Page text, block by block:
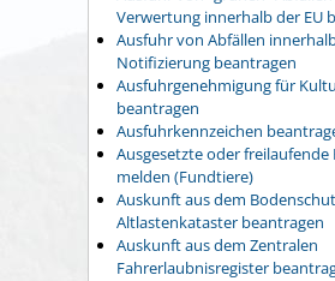
Verwertung innerhalb der EU
Ausfuhr von Abfällen
Notifizierung beantragen
Ausfuhrgenehmigung für
beantragen
Ausfuhrkennzeichen
Ausgesetzte oder freilaufende
melden (Fundtiere)
Auskunft aus dem
Altlastenkataster beantragen
Auskunft aus dem Zentralen
Fahrerlaubnisregister